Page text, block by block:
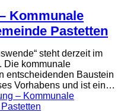
Kommunale
Pastetten
steht derzeit im
Die kommunale
entscheidenden Baustein
Vorhabens und ist ein…
– Kommunale